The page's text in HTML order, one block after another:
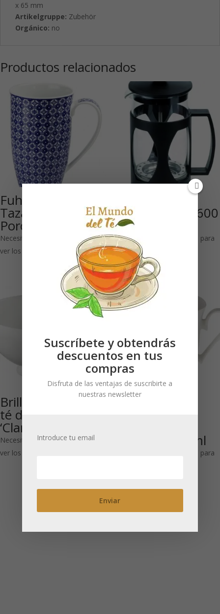
x 65 mm
Artikelgruppe: Zubehör
Orgánico: no
Productos relacionados
Fuhao: Mega
Taza de
Porcelana 600 ml
Necesitas estar registrado para
ver los precios
Tetera pistón
«Misty»negra 600
ml
Necesitas estar registrado para
ver los precios
Brillante taza de
té de porcelana
‘Clara’ 300 ml
Necesitas estar registrado para
ver los precios
Clara: Taza
brillante 500 ml
Necesitas estar registrado para
Suscríbete y obtendrás
descuentos en tus
compras
Disfruta de las ventajas de suscribirte a
nuestras newsletter
Introduce tu email